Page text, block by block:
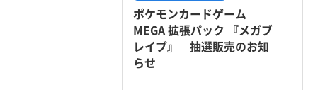
ポケモンカードゲーム
MEGA 拡張パック 『メガブ
レイブ』 抽選販売のお知
らせ